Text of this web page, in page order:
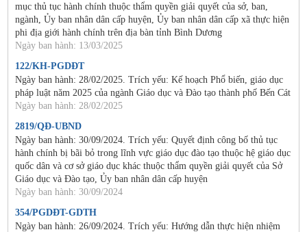
mục thủ tục hành chính thuộc thẩm quyền giải quyết của sở, ban,
ngành, Ủy ban nhân dân cấp huyện, Ủy ban nhân dân cấp xã thực hiện
phi địa giới hành chính trên địa bàn tỉnh Bình Dương
Ngày ban hành: 13/03/2025
122/KH-PGDĐT
Ngày ban hành: 28/02/2025. Trích yếu: Kế hoạch Phổ biến, giáo dục
pháp luật năm 2025 của ngành Giáo dục và Đào tạo thành phố Bến Cát
Ngày ban hành: 28/02/2025
2819/QĐ-UBND
Ngày ban hành: 30/09/2024. Trích yếu: Quyết định công bố thủ tục
hành chính bị bãi bỏ trong lĩnh vực giáo dục đào tạo thuộc hệ giáo dục
quốc dân và cơ sở giáo dục khác thuộc thẩm quyền giải quyết của Sở
Giáo dục và Đào tạo, Ủy ban nhân dân cấp huyện
Ngày ban hành: 30/09/2024
354/PGDĐT-GDTH
Ngày ban hành: 26/09/2024. Trích yếu: Hướng dẫn thực hiện nhiệm